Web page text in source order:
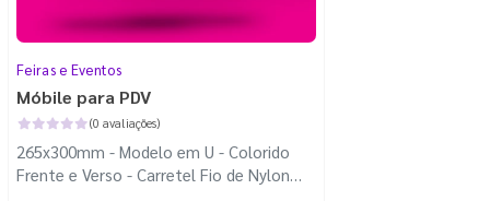
Feiras e Eventos
Móbile para PDV
(0 avaliações)
265x300mm - Modelo em U - Colorido
Frente e Verso - Carretel Fio de Nylon